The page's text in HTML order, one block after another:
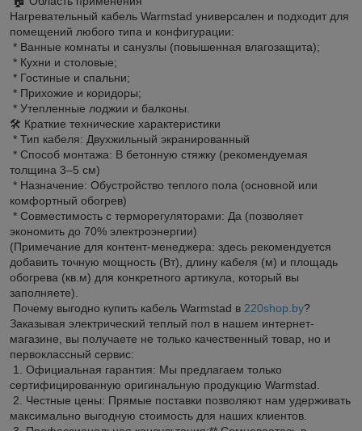
Нагревательный кабель Warmstad универсален и подходит для
помещений любого типа и конфигурации:
* Ванные комнаты и санузлы (повышенная влагозащита);
* Кухни и столовые;
* Гостиные и спальни;
* Прихожие и коридоры;
* Утепленные лоджии и балконы.
🛠 Краткие технические характеристики
* Тип кабеля: Двухжильный экранированный
* Способ монтажа: В бетонную стяжку (рекомендуемая
толщина 3–5 см)
* Назначение: Обустройство теплого пола (основной или
комфортный обогрев)
* Совместимость с терморегуляторами: Да (позволяет
экономить до 70% электроэнергии)
(Примечание для контент-менеджера: здесь рекомендуется
добавить точную мощность (Вт), длину кабеля (м) и площадь
обогрева (кв.м) для конкретного артикула, который вы
заполняете).
Почему выгодно купить кабель Warmstad в 220shop.by?
Заказывая электрический теплый пол в нашем интернет-
магазине, вы получаете не только качественный товар, но и
первоклассный сервис:
1. Официальная гарантия: Мы предлагаем только
сертифицированную оригинальную продукцию Warmstad.
2. Честные цены: Прямые поставки позволяют нам удерживать
максимально выгодную стоимость для наших клиентов.